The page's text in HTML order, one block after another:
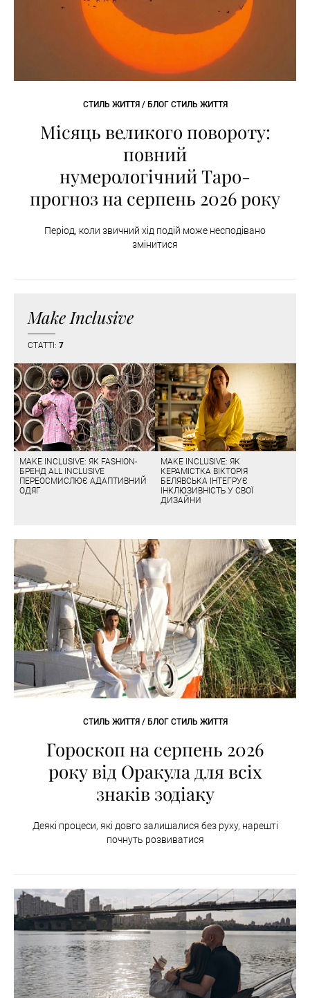
СТИЛЬ ЖИТТЯ / БЛОГ СТИЛЬ ЖИТТЯ
Місяць великого повороту:
повний
нумерологічний Таро-
прогноз на серпень 2026 року
Період, коли звичний хід подій може несподівано
змінитися
Make Inclusive
СТАТТІ: 7
MAKE INCLUSIVE: ЯК FASHION-
БРЕНД ALL INCLUSIVE
ПЕРЕОСМИСЛЮЄ АДАПТИВНИЙ
ОДЯГ
MAKE INCLUSIVE: ЯК
КЕРАМІСТКА ВІКТОРІЯ
БЕЛЯВСЬКА ІНТЕГРУЄ
ІНКЛЮЗИВНІСТЬ У СВОЇ
ДИЗАЙНИ
СТИЛЬ ЖИТТЯ / БЛОГ СТИЛЬ ЖИТТЯ
Гороскоп на серпень 2026
року від Оракула для всіх
знаків зодіаку
Деякі процеси, які довго залишалися без руху, нарешті
почнуть розвиватися